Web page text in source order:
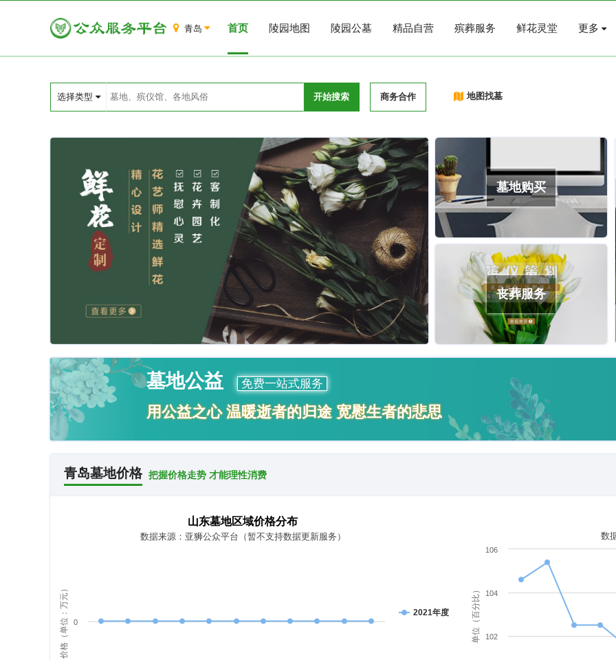
青岛 首页 陵园地图 陵园公墓 精品自营 殡葬服务 鲜花灵堂 更多
选择类型 开始搜索 商务合作 地图找墓
墓地购买
丧葬服务
墓地公益 免费一站式服务
用公益之心 温暖逝者的归途 宽慰生者的悲思
青岛墓地价格 把握价格走势 才能理性消费
价格（单位：万元）
山东墓地区域价格分布
数据来源：亚狮公众平台（暂不支持数据更新服务）
2021年度
0 单位（百分比）
数
102
104
106